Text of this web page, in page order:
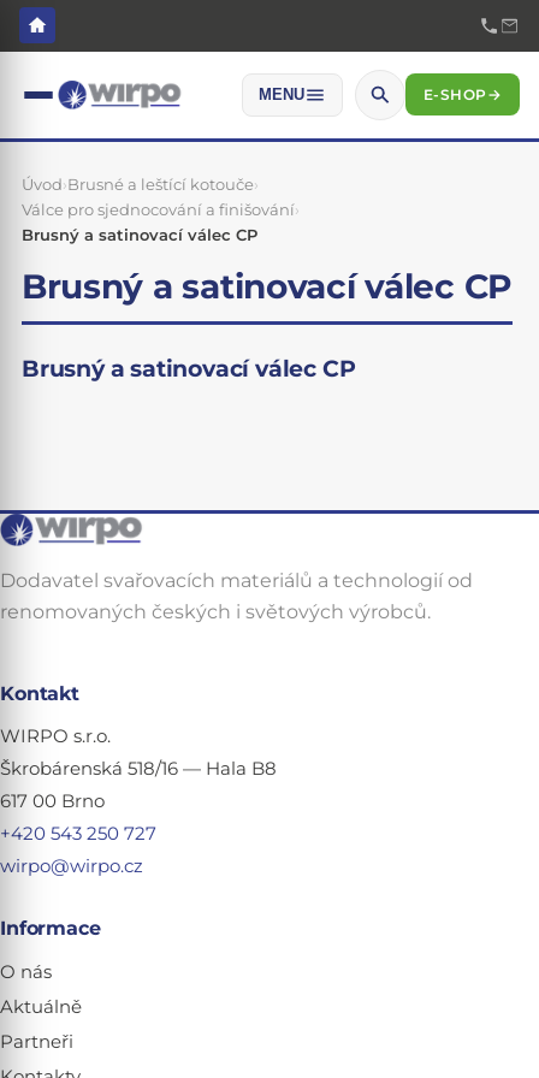
MENU E-SHOP→
Úvod›Brusné a leštící kotouče›
Válce pro sjednocování a finišování›
Brusný a satinovací válec CP
Brusný a satinovací válec CP
Brusný a satinovací válec CP
Dodavatel svařovacích materiálů a technologií od
renomovaných českých i světových výrobců.
Kontakt
WIRPO s.r.o.
Škrobárenská 518/16 — Hala B8
617 00 Brno
+420 543 250 727
wirpo@wirpo.cz
Informace
O nás
Aktuálně
Partneři